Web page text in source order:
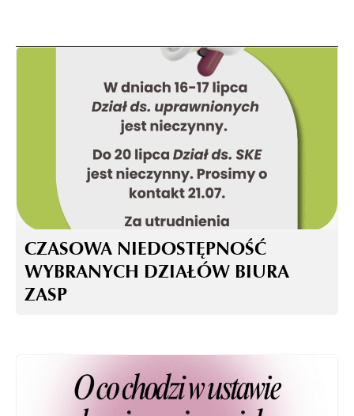
CZASOWA NIEDOSTĘPNOŚĆ
WYBRANYCH DZIAŁÓW BIURA
ZASP